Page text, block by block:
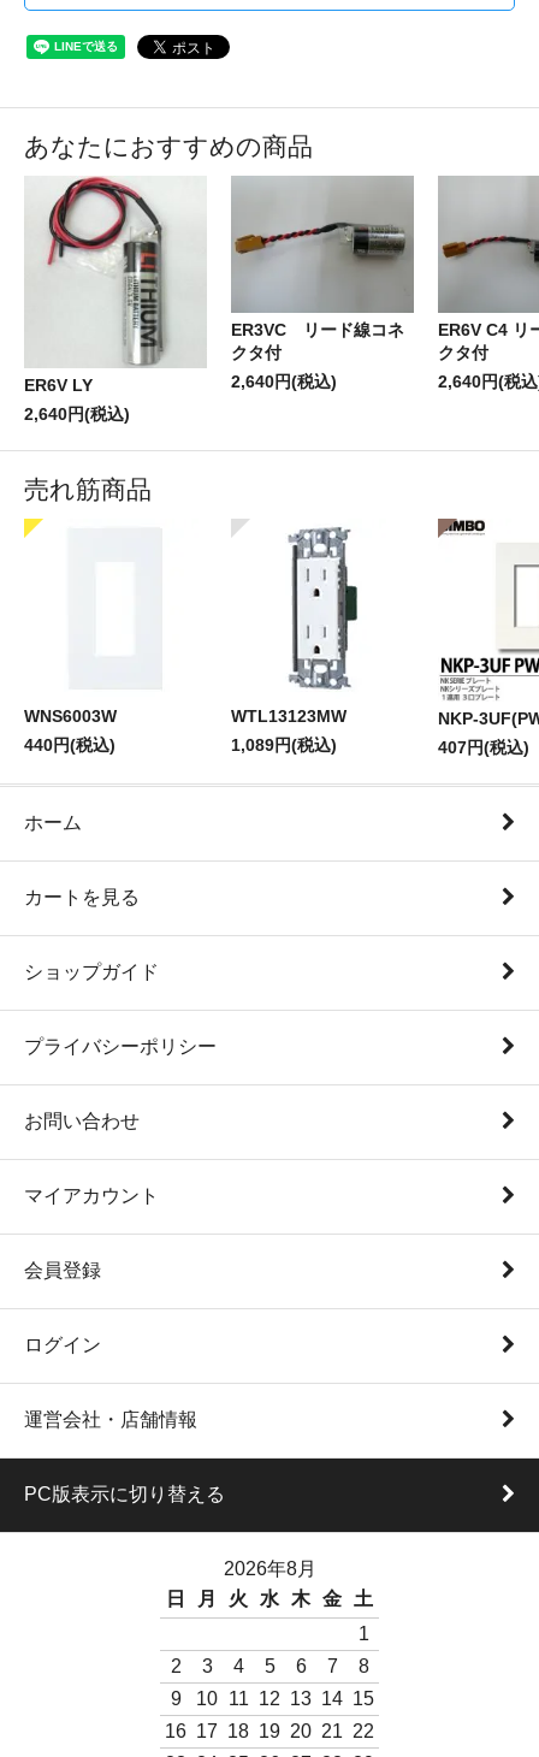
あなたにおすすめの商品
ER6V LY
2,640円(税込)
ER3VC リード線コネ
クタ付
2,640円(税込)
ER6V C4 リ
クタ付
2,640円(税
売れ筋商品
WNS6003W
440円(税込)
WTL13123MW
1,089円(税込)
NKP-
407円(税込)
ホーム
カートを見る
ショップガイド
プライバシーポリシー
お問い合わせ
マイアカウント
会員登録
ログイン
運営会社・店舗情報
PC版表示に切り替える
2026年8月
日
月 火 水 木 金
土
1
2
3 4 5 6 7
8
9
10 11 12 13 14 15
16 17 18 19 20 21 22